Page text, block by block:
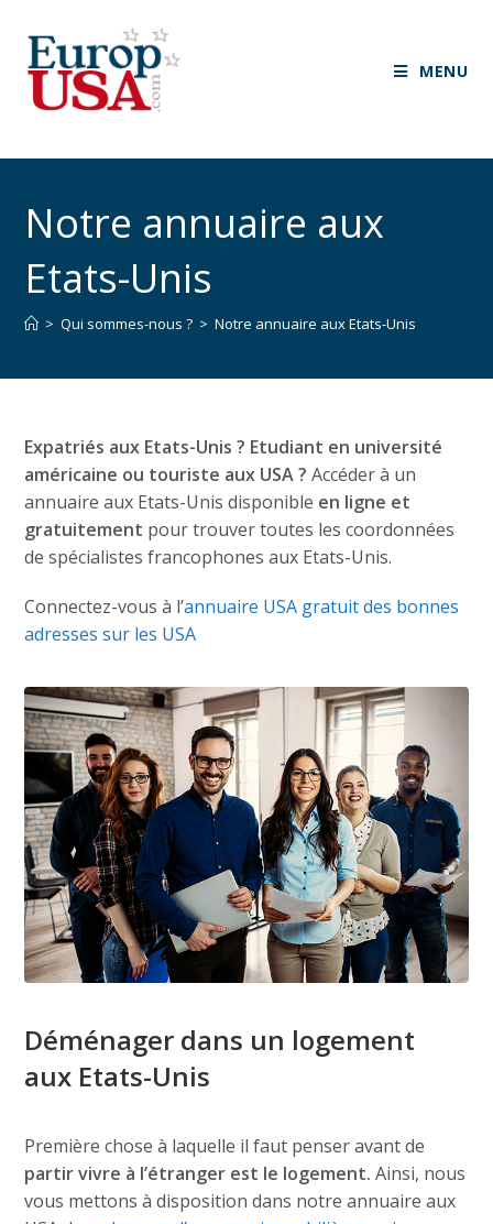
MENU
Notre annuaire aux
Etats-Unis
> Qui sommes-nous ? > Notre annuaire aux Etats-Unis
Expatriés aux Etats-Unis ? Etudiant en université
américaine ou touriste aux USA ?Accéder à un
annuaire aux Etats-Unis disponible en ligne et
gratuitement pour trouver toutes les coordonnées
de spécialistes francophones aux Etats-Unis.
Connectez-vous à l’annuaire USA gratuit des bonnes
adresses sur les USA
Déménager dans un logement
aux Etats-Unis
Première chose à laquelle il faut penser avant de
partir vivre à l’étranger est le logement. Ainsi, nous
vous mettons à disposition dans notre annuaire aux